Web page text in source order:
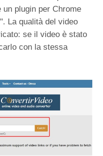
plugin per Chrome
La qualità del video
se il video è stato
con la stessa